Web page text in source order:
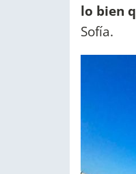
lo bien
Sofía.